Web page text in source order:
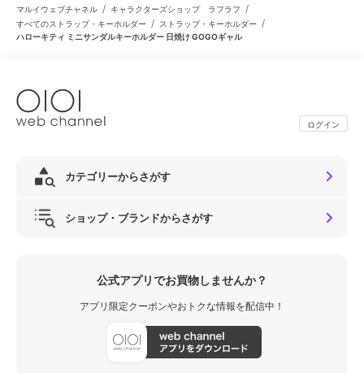
マルイウェブチャネル / キャラクターズショップ ラフラフ /
すべてのストラップ・キーホルダー / ストラップ・キーホルダー /
ハローキティ ミニサンダルキーホルダー 日焼け GOGOギャル
ログイン
カテゴリーからさがす
ショップ・ブランドからさがす
公式アプリでお買物しませんか？
アプリ限定クーポンやおトクな情報を配信中！